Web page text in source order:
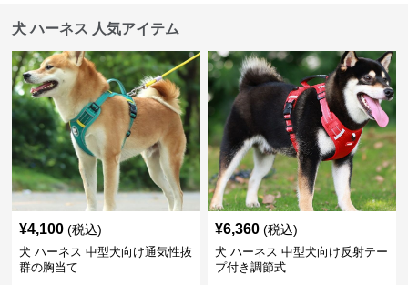
犬 ハーネス 人気アイテム
¥4,100 (税込)
犬 ハーネス 中型犬向け通気性抜
群の胸当て
¥6,360 (税込)
犬 ハーネス 中型犬向け反射テー
プ付き調節式